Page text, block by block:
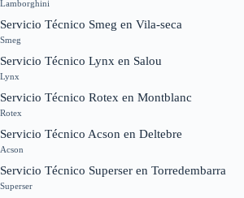
Lamborghini
Servicio Técnico Smeg en Vila-seca
Smeg
Servicio Técnico Lynx en Salou
Lynx
Servicio Técnico Rotex en Montblanc
Rotex
Servicio Técnico Acson en Deltebre
Acson
Servicio Técnico Superser en Torredembarra
Superser